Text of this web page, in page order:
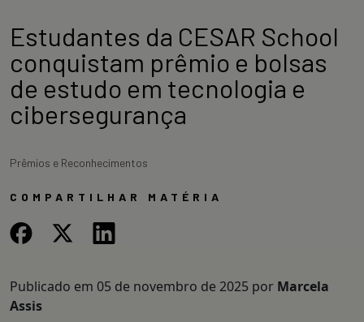
Estudantes da CESAR School
conquistam prêmio e bolsas
de estudo em tecnologia e
cibersegurança
Prêmios e Reconhecimentos
COMPARTILHAR MATÉRIA
Publicado em 05 de novembro de 2025 por Marcela
Assis